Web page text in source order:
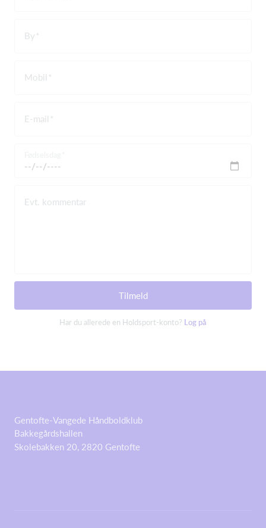
By
Mobil
E-mail
Evt. kommentar
Tilmeld
Har du allerede en Holdsport-konto? Log på
Gentofte-Vangede Håndboldklub
Bakkegårdshallen
Skolebakken 20, 2820 Gentofte